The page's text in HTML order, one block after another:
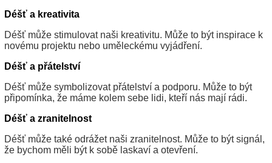
Déšť a kreativita
Déšť může stimulovat naši kreativitu. Může to být inspirace k
novému projektu nebo uměleckému vyjádření.
Déšť a přátelství
Déšť může symbolizovat přátelství a podporu. Může to být
připomínka, že máme kolem sebe lidi, kteří nás mají rádi.
Déšť a zranitelnost
Déšť může také odrážet naši zranitelnost. Může to být signál,
že bychom měli být k sobě laskaví a otevření.